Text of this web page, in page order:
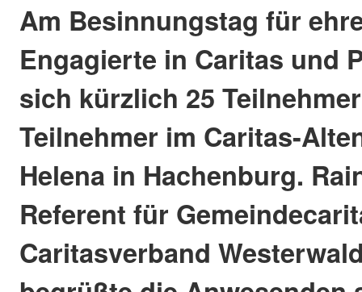
Am Besinnungstag für
Engagierte in Caritas und
sich kürzlich 25
Teilnehmer im Caritas-
Helena in Hachenburg.
Referent für
Caritasverband